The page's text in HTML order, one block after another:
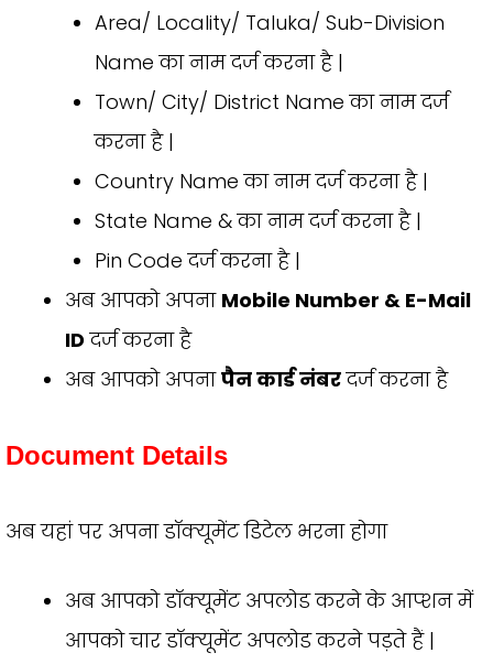
Area/ Locality/ Taluka/ Sub-Division
Name का नाम दर्ज करना है |
Town/ City/ District Name का नाम दर्ज
करना है |
Country Name का नाम दर्ज करना है |
State Name & का नाम दर्ज करना है |
Pin Code दर्ज करना है |
अब आपको अपना Mobile Number & E-Mail
ID दर्ज करना है
अब आपको अपनापैन कार्ड नंबरदर्ज करना है
Document Details
अब यहां पर अपना डॉक्यूमेंट डिटेल भरना होगा
अब आपको डॉक्यूमेंट अपलोड करने के आप्शन में
आपको चार डॉक्यूमेंट अपलोड करने पड़ते हैं |